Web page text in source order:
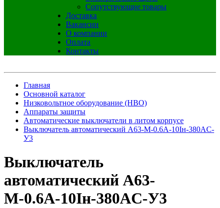
Сопутствующие товары
Доставка
Вакансии
О компании
Оплата
Контакты
Главная
Основной каталог
Низковольтное оборудование (НВО)
Аппараты защиты
Автоматические выключатели в литом корпусе
Выключатель автоматический А63-М-0.6А-10Iн-380AC-
У3
Выключатель
автоматический А63-
М-0.6А-10Iн-380AC-У3